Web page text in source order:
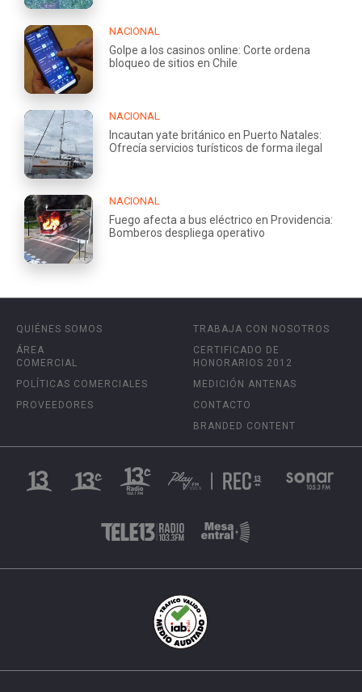
NACIONAL
Golpe a los casinos online: Corte ordena
bloqueo de sitios en Chile
NACIONAL
Incautan yate británico en Puerto Natales:
Ofrecía servicios turísticos de forma ilegal
NACIONAL
Fuego afecta a bus eléctrico en Providencia:
Bomberos despliega operativo
QUIÉNES SOMOS
ÁREA
COMERCIAL
POLÍTICAS COMERCIALES
PROVEEDORES
TRABAJA CON NOSOTROS
CERTIFICADO DE
HONORARIOS 2012
MEDICIÓN ANTENAS
CONTACTO
BRANDED CONTENT